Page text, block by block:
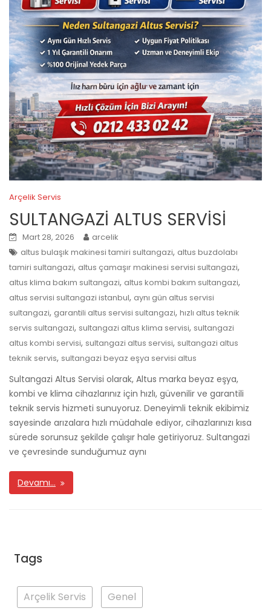
Arçelik Servis
SULTANGAZİ ALTUS SERVİSİ
Mart 28, 2026
arcelik
altus bulaşık makinesi tamiri sultangazi, altus buzdolabı
tamiri sultangazi, altus çamaşır makinesi servisi sultangazi,
altus klima bakım sultangazi, altus kombi bakım sultangazi,
altus servisi sultangazi istanbul, aynı gün altus servisi
sultangazi, garantili altus servisi sultangazi, hızlı altus teknik
servis sultangazi, sultangazi altus klima servisi, sultangazi
altus kombi servisi, sultangazi altus servisi, sultangazi altus
teknik servis, sultangazi beyaz eşya servisi altus
Sultangazi Altus Servisi olarak, Altus marka beyaz eşya,
kombi ve klima cihazlarınız için hızlı, güvenilir ve garantili
teknik servis hizmeti sunuyoruz. Deneyimli teknik ekibimiz
sayesinde arızalara hızlı müdahale ediyor, cihazlarınızı kısa
sürede sorunsuz şekilde çalışır hale getiriyoruz. Sultangazi
ve çevresinde sunduğumuz aynı
Devamı…
Tags
Arçelik Servis Genel